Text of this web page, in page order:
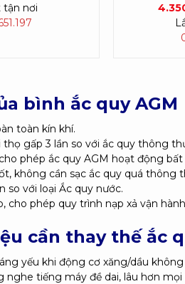
tận nơi
bình ắc quy AGM
toàn kín khí.
gấp 3 lần so với ắc quy thông
phép ắc quy AGM hoạt động
không cần sạc ắc quy quá thông
so với loại Ắc quy nước.
cho phép quy trình nạp xả vận
cần thay thế ắc
yếu khi động cơ xăng/dầu
nghe tiếng máy đề dai, lâu hơn mọi